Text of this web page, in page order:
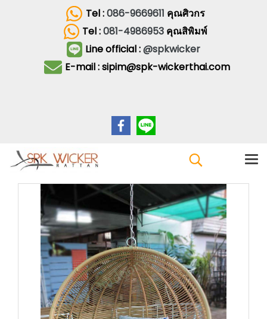
Tel :086-9669611 คุณศิวกร
Tel :081-4986953 คุณสิพิมพ์
Line official :@spkwicker
E-mail : sipim@spk-wickerthai.com